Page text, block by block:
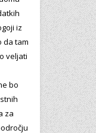
iz
da tam
veljati
bo
za